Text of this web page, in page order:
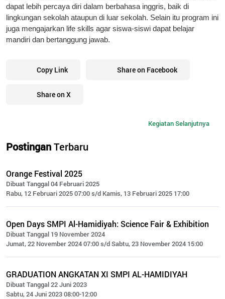
dapat lebih percaya diri dalam berbahasa inggris, baik di
lingkungan sekolah ataupun di luar sekolah. Selain itu program ini
juga mengajarkan life skills agar siswa-siswi dapat belajar
mandiri dan bertanggung jawab.
Copy Link Share on Facebook
Share on X
Kegiatan Selanjutnya
PostinganTerbaru
Orange Festival 2025
Dibuat Tanggal 04 Februari 2025
Rabu, 12 Februari 2025 07:00 s/d Kamis, 13 Februari 2025 17:00
Open Days SMPI Al-Hamidiyah: Science Fair & Exhibition
Dibuat Tanggal 19 November 2024
Jumat, 22 November 2024 07:00 s/d Sabtu, 23 November 2024 15:00
GRADUATION ANGKATAN XI SMPI AL-HAMIDIYAH
Dibuat Tanggal 22 Juni 2023
Sabtu, 24 Juni 2023 08:00-12:00